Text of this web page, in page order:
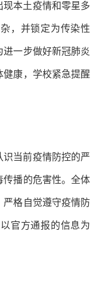
本土疫情和零星多
，并锁定为传染性
一步做好新冠肺炎
康，学校紧急提醒
识当前疫情防控的严
传播的危害性。全体
严格自觉遵守疫情防
官方通报的信息为